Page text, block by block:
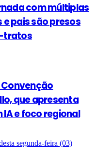
com múltiplas
pais são presos
tratos
que apresenta
e foco regional